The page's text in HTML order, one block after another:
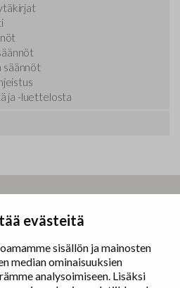
evästeitä
sisällön ja mainosten
median ominaisuuksien
analysoimiseen. Lisäksi
säännöt
ja -luettelosta